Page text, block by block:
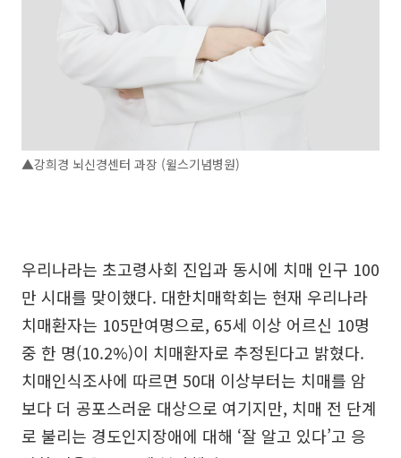
▲강희경 뇌신경센터 과장 (윌스기념병원)
우리나라는 초고령사회 진입과 동시에 치매 인구 100
만 시대를 맞이했다. 대한치매학회는 현재 우리나라
치매환자는 105만여명으로, 65세 이상 어르신 10명
중 한 명(10.2%)이 치매환자로 추정된다고 밝혔다.
치매인식조사에 따르면 50대 이상부터는 치매를 암
보다 더 공포스러운 대상으로 여기지만, 치매 전 단계
로 불리는 경도인지장애에 대해 ‘잘 알고 있다’고 응